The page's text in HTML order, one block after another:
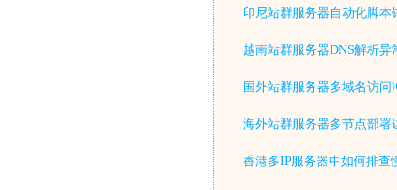
印尼站群服务器自动化脚本
越南站群服务器DNS解析异
国外站群服务器多域名访问
海外站群服务器多节点部署
香港多IP服务器中如何排查